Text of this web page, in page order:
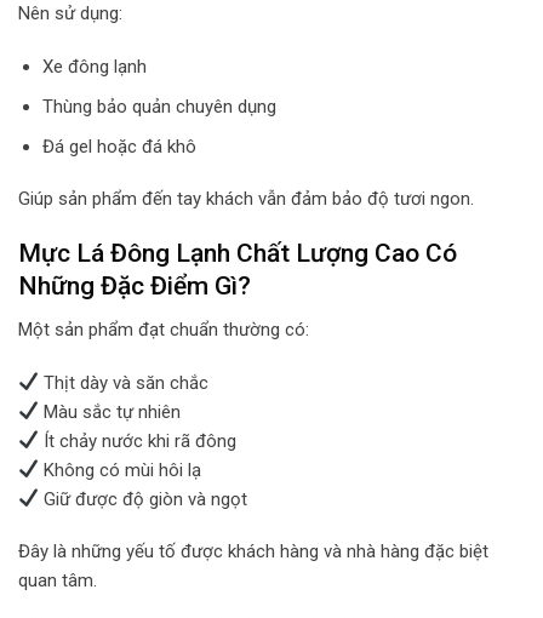
Nên sử dụng:
Xe đông lạnh
Thùng bảo quản chuyên dụng
Đá gel hoặc đá khô
Giúp sản phẩm đến tay khách vẫn đảm bảo độ tươi ngon.
Mực Lá Đông Lạnh Chất Lượng Cao Có
Những Đặc Điểm Gì?
Một sản phẩm đạt chuẩn thường có:
Thịt dày và săn chắc
Màu sắc tự nhiên
Ít chảy nước khi rã đông
Không có mùi hôi lạ
Giữ được độ giòn và ngọt
Đây là những yếu tố được khách hàng và nhà hàng đặc biệt
quan tâm.